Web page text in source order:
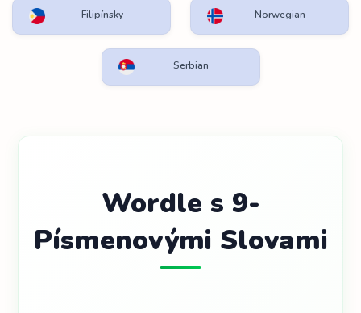
Filipínsky Norwegian
Serbian
Wordle s 9-
Písmenovými Slovami